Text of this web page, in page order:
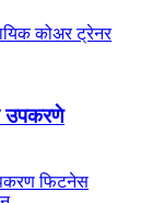
उपकरणे